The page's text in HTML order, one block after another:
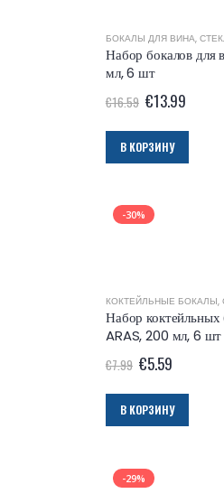
БОКАЛЫ ДЛЯ ВИНА,
Набор бокалов для
мл, 6 шт
€16.59 €13.99
В КОРЗИНУ
-30%
КОКТЕЙЛЬНЫЕ БОКАЛЫ,
Набор коктейльных
ARAS, 200 мл, 6 шт
€7.99 €5.59
В КОРЗИНУ
-29%